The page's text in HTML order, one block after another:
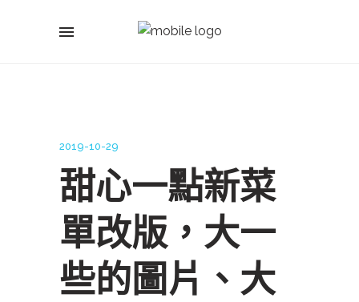
2019-10-29
甜心一點新菜
單改版，大一
些的圖片、大